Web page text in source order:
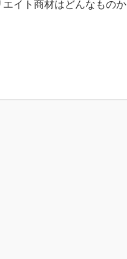
イト商材はどんなものか